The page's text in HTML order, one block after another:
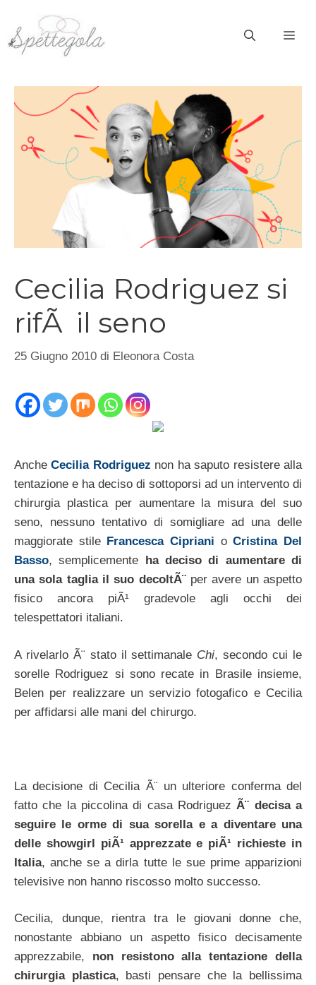
contenuto
Cecilia Rodriguez si
rifÃ il seno
25 Giugno 2010 di Eleonora Costa
AncheCecilia Rodriguez non ha saputo resistere alla
tentazione e ha deciso di sottoporsi ad un intervento di
chirurgia plastica per aumentare la misura del suo
seno, nessuno tentativo di somigliare ad una delle
maggiorate stile Francesca Cipriani oCristina Del
Basso, semplicemente
ha deciso di aumentare di
una sola taglia il suo decoltÃ¨per avere un aspetto
fisico ancora piÃ¹ gradevole agli occhi dei
telespettatori italiani.
A rivelarlo Ã¨ stato il settimanale Chi, secondo cui le
sorelle Rodriguez si sono recate in Brasile insieme,
Belen per realizzare un servizio fotogafico e Cecilia
per affidarsi alle mani del chirurgo.
La decisione di Cecilia Ã¨ un ulteriore conferma del
fatto che la piccolina di casa Rodriguez Ã¨ decisa a
seguire le orme di sua sorella e a diventare una
delle showgirl piÃ¹ apprezzate e piÃ¹ richieste in
Italia, anche se a dirla tutte le sue prime apparizioni
televisive non hanno riscosso molto successo.
Cecilia, dunque, rientra tra le giovani donne che,
nonostante abbiano un aspetto fisico decisamente
apprezzabile, non resistono alla tentazione della
chirurgia plastica, basti pensare che la bellissima